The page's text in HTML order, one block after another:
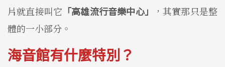
片就直接叫它 「高雄流行音樂中心」
，其實那只是整
體的一小部分。
海音館有什麼特別？